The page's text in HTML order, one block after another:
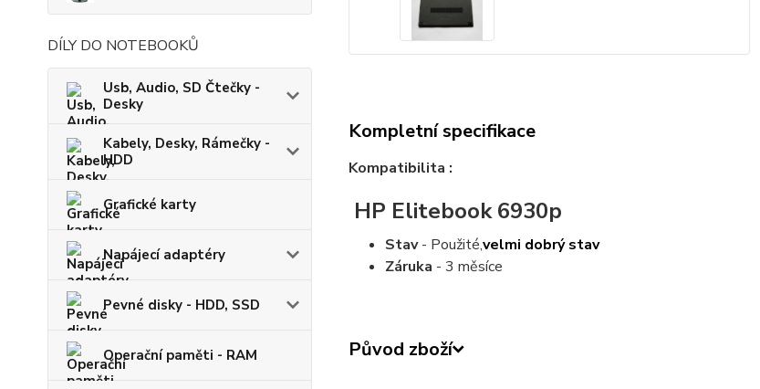
DÍLY DO NOTEBOOKŮ
Usb, Audio, SD Čtečky -
Desky
Kabely, Desky, Rámečky -
HDD
Grafické karty
Napájecí adaptéry
Pevné disky - HDD, SSD
Operační paměti - RAM
Kompletní specifikace
Kompatibilita :
HP Elitebook 6930p
Stav- Použité,velmi dobrý stav
Záruka - 3 měsíce
Původ zboží